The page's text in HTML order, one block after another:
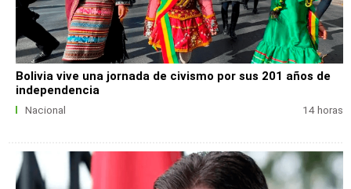
Bolivia vive una jornada de civismo por sus 201 años de
independencia
Nacional 14 horas